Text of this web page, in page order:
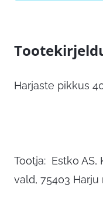
Harjaste pikkus
Tootja: Estko AS,
vald, 75403 Harju